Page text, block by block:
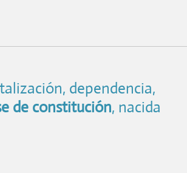
dependencia,
de constitución, nacida